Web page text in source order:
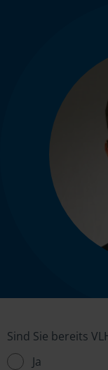
Sind Sie bereits
Ja